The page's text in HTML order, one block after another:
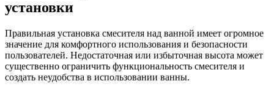
установки
Правильная установка смесителя над ванной имеет огромное
значение для комфортного использования и безопасности
пользователей. Недостаточная или избыточная высота может
существенно ограничить функциональность смесителя и
создать неудобства в использовании ванны.